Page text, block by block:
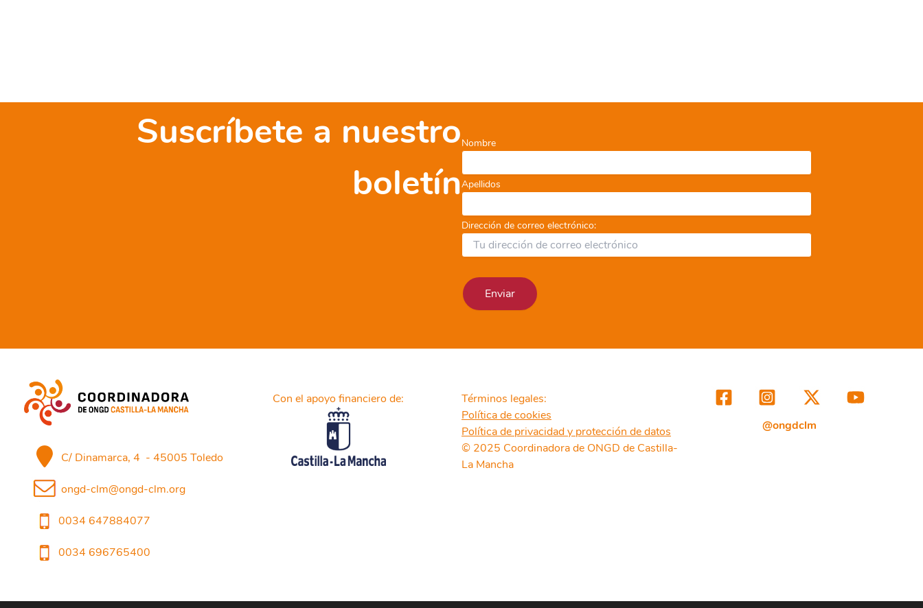
Suscríbete a nuestro
boletín
Nombre
Apellidos
Dirección de correo electrónico:
C/ Dinamarca, 4 - 45005 Toledo
ongd-clm@ongd-clm.org
0034 647884077
0034 696765400
Con el apoyo financiero de:
Términos legales:
Política de cookies
Política de privacidad y protección de datos
© 2025 Coordinadora de ONGD de Castilla-
La Mancha
@ongdclm